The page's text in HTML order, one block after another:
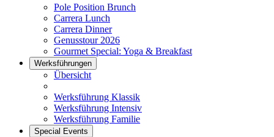
Pole Position Brunch
Carrera Lunch
Carrera Dinner
Genusstour 2026
Gourmet Special: Yoga & Breakfast
Werksführungen
Übersicht
Werksführung Klassik
Werksführung Intensiv
Werksführung Familie
Special Events